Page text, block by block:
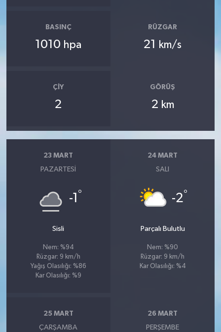
BASINÇ
1010 hpa
RÜZGAR
21 km/s
ÇIY
2
GÖRÜŞ
2 km
23 MART
PAZARTESI
-1 °
Sisli
Nem: %94
Rüzgar: 9 km/h
Yağış Olasılığı: %86
Kar Olasılığı: %9
24 MART
SALI
-2°
Parçalı Bulutlu
Nem: %90
Rüzgar: 9 km/h
Kar Olasılığı: %4
25 MART
ÇARŞAMBA
26 MART
PERŞEMBE